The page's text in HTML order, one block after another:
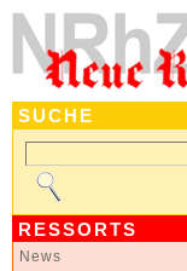
SUCHE
RESSORTS
News